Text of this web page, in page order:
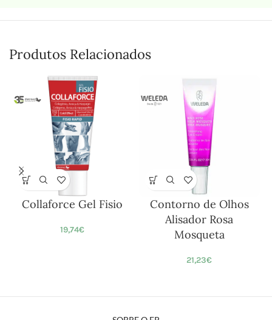
Produtos Relacionados
Collaforce Gel Fisio
19,74€
Contorno de Olhos
Alisador Rosa
Mosqueta
21,23€